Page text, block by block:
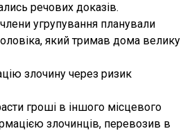
речових доказів.
угрупування планували
який тримав дома велику
злочину через ризик
гроші в іншого місцевого
злочинців, перевозив в